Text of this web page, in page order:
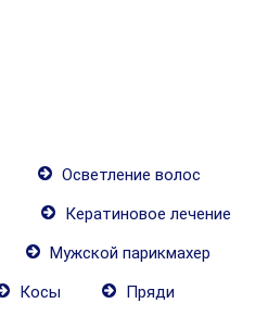
Осветление волос
Кератиновое лечение
Мужской парикмахер
Косы
Пряди